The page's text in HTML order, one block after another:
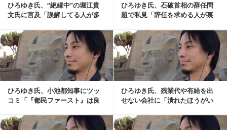
ひろゆき氏、“絶縁中”の堀江貴
文氏に言及「誤解してる人が多
ひろゆき氏、石破首相の辞任問
題で私見「辞任を求める人が裏
ひろゆき氏、小池都知事にツッ
コミ「『都民ファースト』は良
ひろゆき氏、残業代や有給を出
せない会社に「潰れたほうがい
記事を読む
記事を読む